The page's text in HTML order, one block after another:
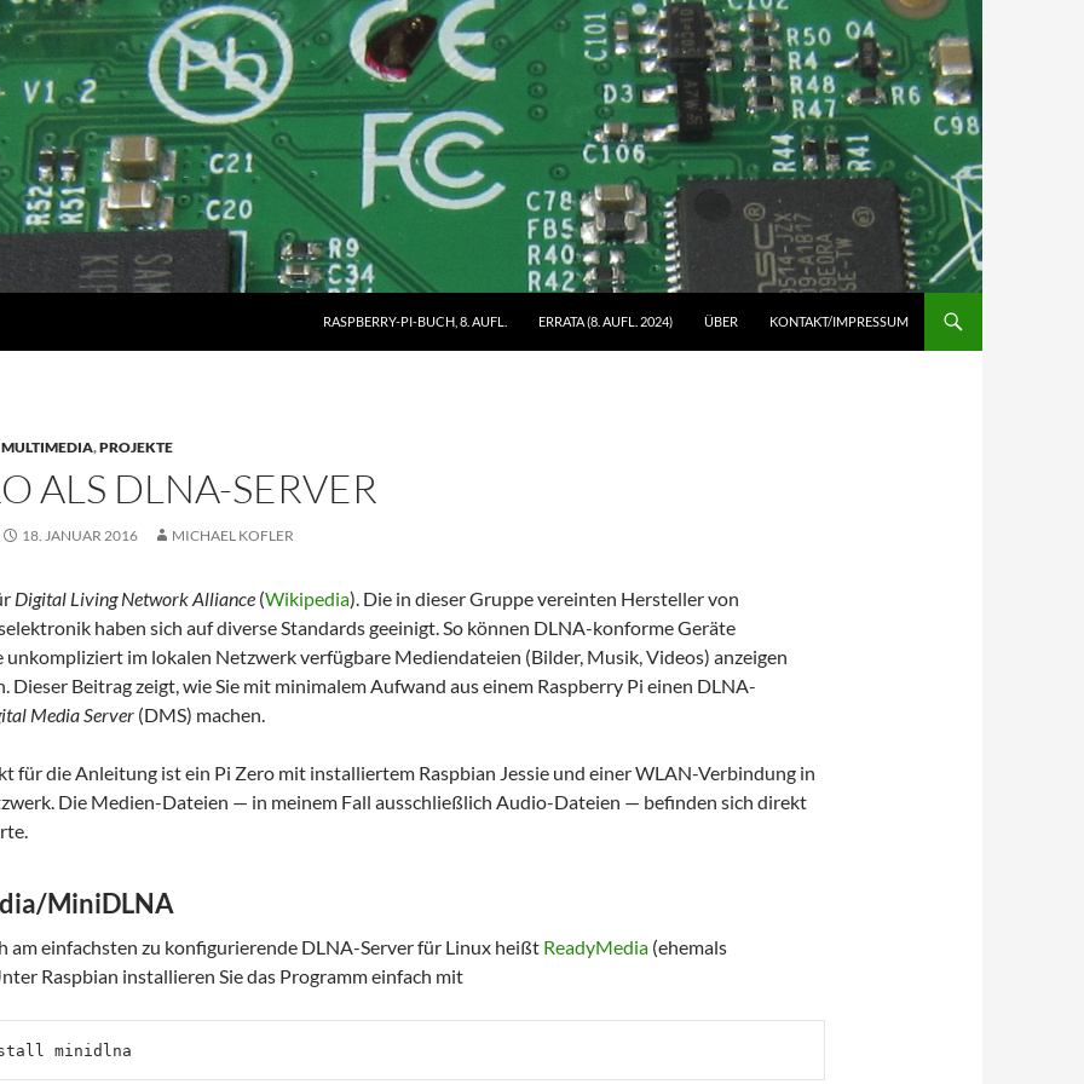
RASPBERRY-PI-BUCH, 8. AUFL. ERRATA (8. AUFL. 2024) ÜBER KONTAKT/IMPRESSUM
MULTIMEDIA,PROJEKTE
ALS DLNA-SERVER
18. JANUAR 2016 MICHAEL KOFLER
Digital Living Network Alliance(Wikipedia). Die in dieser Gruppe vereinten Hersteller von
haben sich auf diverse Standards geeinigt. So können DLNA-konforme Geräte
unkompliziert im lokalen Netzwerk verfügbare Mediendateien (Bilder, Musik, Videos) anzeigen
Dieser Beitrag zeigt, wie Sie mit minimalem Aufwand aus einem Raspberry Pi einen DLNA-
Media Server(DMS) machen.
für die Anleitung ist ein Pi Zero mit installiertem Raspbian Jessie und einer WLAN-Verbindung in
Die Medien-Dateien — in meinem Fall ausschließlich Audio-Dateien — befinden sich direkt
MiniDLNA
am einfachsten zu konfigurierende DLNA-Server für Linux heißt ReadyMedia(ehemals
Raspbian installieren Sie das Programm einfach mit